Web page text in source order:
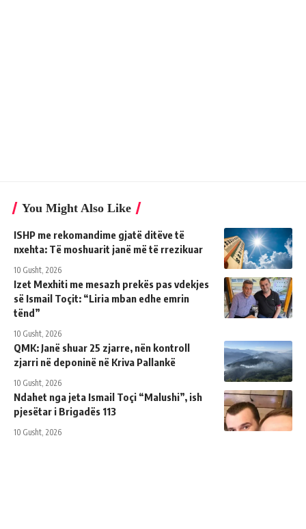
You Might Also Like
ISHP me rekomandime gjatë ditëve të
nxehta: Të moshuarit janë më të rrezikuar
10 Gusht, 2026
Izet Mexhiti me mesazh prekës pas vdekjes
së Ismail Toçit: “Liria mban edhe emrin
tënd”
10 Gusht, 2026
QMK: Janë shuar 25 zjarre, nën kontroll
zjarri në deponinë në Kriva Pallankë
10 Gusht, 2026
Ndahet nga jeta Ismail Toçi “Malushi”, ish
pjesëtar i Brigadës 113
10 Gusht, 2026